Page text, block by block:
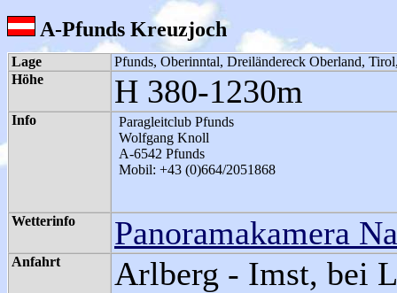
A-Pfunds Kreuzjoch
Lage
Pfunds, Oberinntal, Dreiländereck Oberland,
Höhe
H 380-1230m
Info
Paragleitclub Pfunds
Wolfgang Knoll
A-6542 Pfunds
Mobil: +43 (0)664/2051868
Wetterinfo Panoramakamera
Anfahrt
Arlberg - Imst, bei